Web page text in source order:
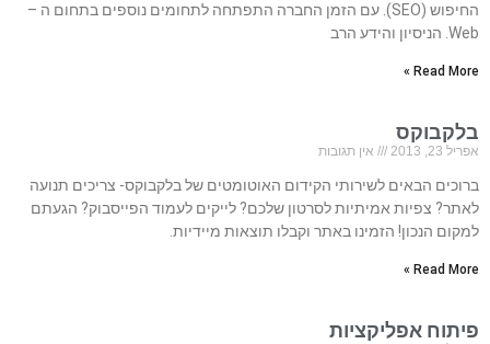
החיפוש (SEO). עם הזמן החברה התפתחה לתחומים נוספים בתחום ה –
Web. הניסיון והידע הרב
Read More »
בלקבוקס
אפריל 23, 2013 אין תגובות
ברוכים הבאים לשירותי הקידום האוטומטים של בלקבוקס- צריכים תנועה
לאתר? צפיות אמיתיות לסרטון שלכם? לייקים לעמוד הפייסבוק? הגעתם
למקום הנכון! הזמינו באתר וקבלו תוצאות מיידיות.
Read More »
פיתוח אפליקציות